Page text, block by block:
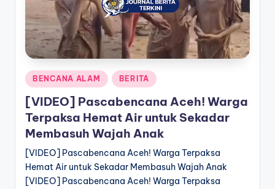
Posted
in
BENCANA ALAM BERITA
[VIDEO] Pascabencana Aceh! Warga
Terpaksa Hemat Air untuk Sekadar
Membasuh Wajah Anak
[VIDEO] Pascabencana Aceh! Warga Terpaksa
Hemat Air untuk Sekadar Membasuh Wajah Anak
[VIDEO] Pascabencana Aceh! Warga Terpaksa